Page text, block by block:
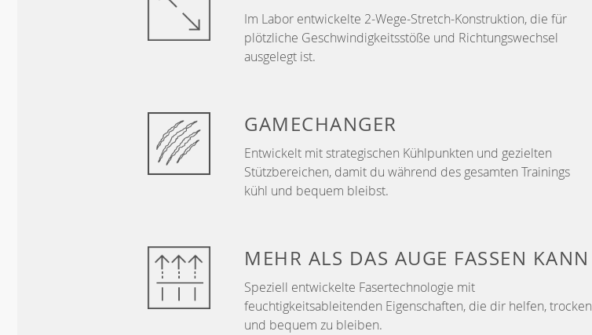
Im Labor entwickelte 2-Wege-Stretch-Konstruktion, die für
plötzliche Geschwindigkeitsstöße und Richtungswechsel
ausgelegt ist.
GAMECHANGER
Entwickelt mit strategischen Kühlpunkten und gezielten
Stützbereichen, damit du während des gesamten Trainings
kühl und bequem bleibst.
MEHR ALS DAS AUGE FASSEN KANN
Speziell entwickelte Fasertechnologie mit
feuchtigkeitsableitenden Eigenschaften, die dir helfen, trocken
und bequem zu bleiben.